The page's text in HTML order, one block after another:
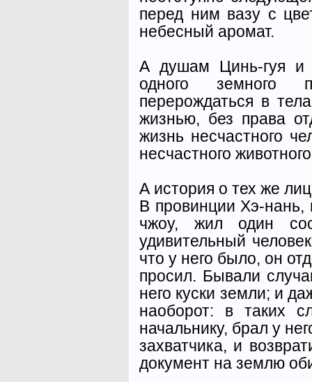
перед ним вазу с
небесный аромат.
А душам Цинь-гуя и
одного
перерождаться в
жизнью, без права
жизнь несчастного
несчастного
А история о тех же
В провинции Хэ-нань,
чжоу, жил один
удивительный
что у него было, он
просил. Бывали
него куски земли; и
наоборот: в таких
начальнику, брал у
захватчика, и
документ на землю